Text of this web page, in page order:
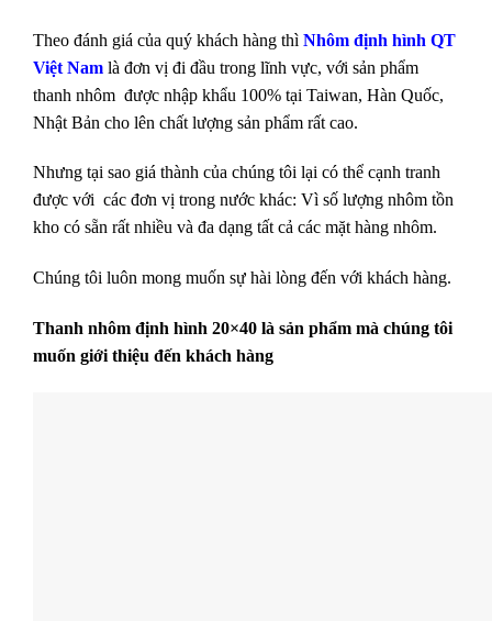
Theo đánh giá của quý khách hàng thì Nhôm định hình QT
Việt Nam là đơn vị đi đầu trong lĩnh vực, với sản phẩm
thanh nhôm được nhập khẩu 100% tại Taiwan, Hàn Quốc,
Nhật Bản cho lên chất lượng sản phẩm rất cao.
Nhưng tại sao giá thành của chúng tôi lại có thể cạnh tranh
được với các đơn vị trong nước khác: Vì số lượng nhôm tồn
kho có sẵn rất nhiều và đa dạng tất cả các mặt hàng nhôm.
Chúng tôi luôn mong muốn sự hài lòng đến với khách hàng.
Thanh nhôm định hình 20×40 là sản phẩm mà chúng tôi
muốn giới thiệu đến khách hàng